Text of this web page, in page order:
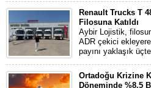
Renault Trucks T
Filosuna Katıldı
Aybir Lojistik,
ADR çekici
payını yaklaşık
Ortadoğu Krizine
Döneminde %8.5